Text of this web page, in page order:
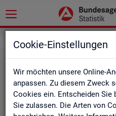
Cookie-Einstellungen
Wir möchten unsere Online-
anpassen. Zu diesem Zweck
Cookies ein. Entscheiden
Sie zulassen. Die Arten von